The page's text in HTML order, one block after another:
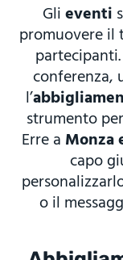
Glieventi
promuovere il
conferenza,
l’
strumento
Erre a Monza
capo
o il